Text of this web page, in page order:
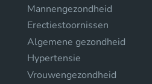
Mannengezondheid
Erectiestoornissen
Algemene gezondheid
Hypertensie
Vrouwengezondheid